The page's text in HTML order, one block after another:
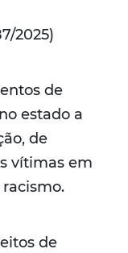
2025)
de
estado a
de
vítimas em
de